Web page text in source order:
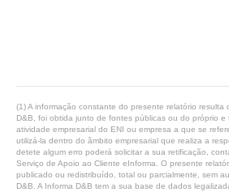
(1) A informação constante do presente relatório
D&B, foi obtida junto de fontes públicas ou do próprio e
atividade empresarial do ENI ou empresa a que se
utilizá-la dentro do âmbito empresarial que realiza a
detete algum erro poderá solicitar a sua retificação,
Serviço de Apoio ao Cliente eInforma. O presente
publicado ou redistribuído, total ou parcialmente, sem
D&B. A Informa D&B tem a sua base de dados